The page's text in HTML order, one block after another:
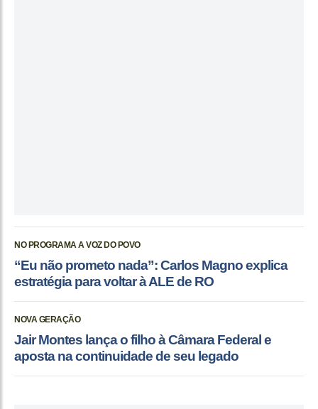
NO PROGRAMA A VOZ DO POVO
“Eu não prometo nada”: Carlos Magno explica
estratégia para voltar à ALE de RO
NOVA GERAÇÃO
Jair Montes lança o filho à Câmara Federal e
aposta na continuidade de seu legado